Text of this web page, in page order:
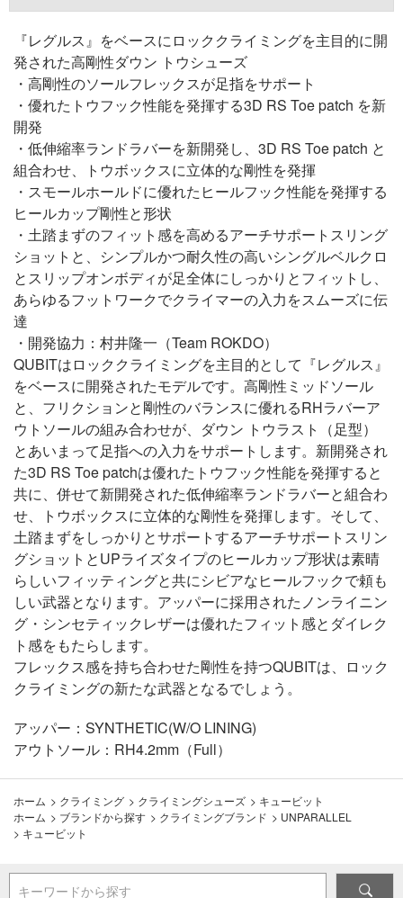
『レグルス』をベースにロッククライミングを主目的に開
発された高剛性ダウン トウシューズ
・高剛性のソールフレックスが足指をサポート
・優れたトウフック性能を発揮する3D RS Toe patch を新
開発
・低伸縮率ランドラバーを新開発し、3D RS Toe patch と
組合わせ、トウボックスに立体的な剛性を発揮
・スモールホールドに優れたヒールフック性能を発揮する
ヒールカップ剛性と形状
・土踏まずのフィット感を高めるアーチサポートスリング
ショットと、シンプルかつ耐久性の高いシングルベルクロ
とスリップオンボディが足全体にしっかりとフィットし、
あらゆるフットワークでクライマーの入力をスムーズに伝
達
・開発協力：村井隆一（Team ROKDO）
QUBITはロッククライミングを主目的として『レグルス』
をベースに開発されたモデルです。高剛性ミッドソール
と、フリクションと剛性のバランスに優れるRHラバーア
ウトソールの組み合わせが、ダウン トウラスト（足型）
とあいまって足指への入力をサポートします。新開発され
た3D RS Toe patchは優れたトウフック性能を発揮すると
共に、併せて新開発された低伸縮率ランドラバーと組合わ
せ、トウボックスに立体的な剛性を発揮します。そして、
土踏まずをしっかりとサポートするアーチサポートスリン
グショットとUPライズタイプのヒールカップ形状は素晴
らしいフィッティングと共にシビアなヒールフックで頼も
しい武器となります。アッパーに採用されたノンライニン
グ・シンセティックレザーは優れたフィット感とダイレク
ト感をもたらします。
フレックス感を持ち合わせた剛性を持つQUBITは、ロック
クライミングの新たな武器となるでしょう。
アッパー：SYNTHETIC(W/O LINING)
アウトソール：RH4.2mm（Full）
ホーム > クライミング > クライミングシューズ > キュービット
ホーム > ブランドから探す > クライミングブランド > UNPARALLEL
> キュービット
キーワードから探す